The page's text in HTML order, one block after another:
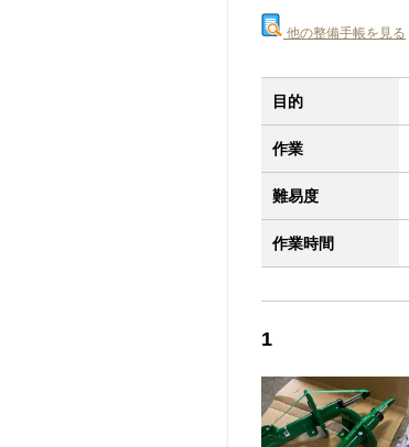
他の整備手帳を見る
目的
作業
難易度
作業時間
1